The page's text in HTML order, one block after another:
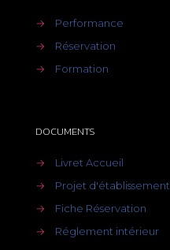
→
Performance
→
Réservation
→
Formation
DOCUMENTS
→
Livret Accueil
→
Projet d'établissement
→
Fiche Réservation
→
Réglement intérieur